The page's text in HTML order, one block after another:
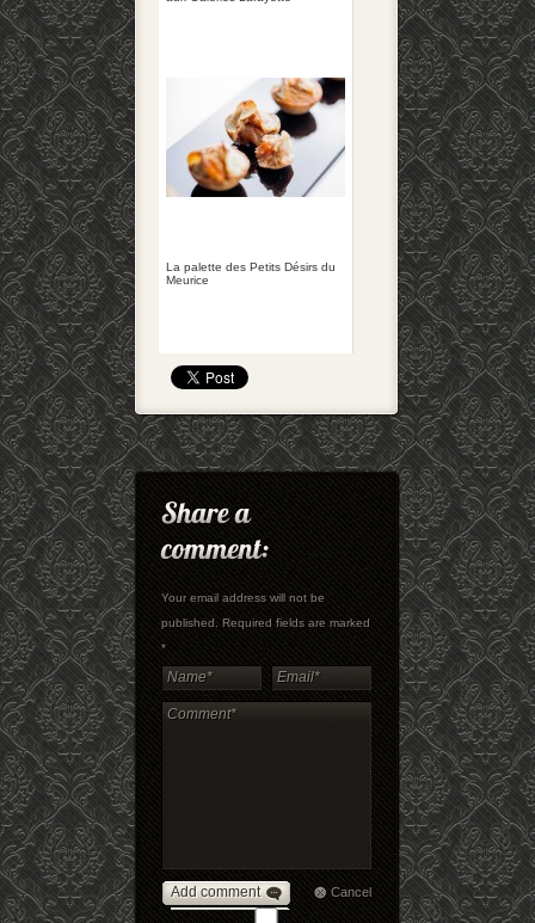
La palette des Petits Désirs du
Meurice
Your email address will not be
published. Required fields are marked
*
Add comment Cancel